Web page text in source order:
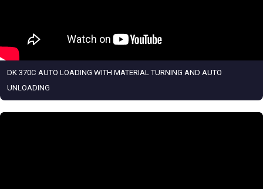
DK 370C AUTO LOADING WITH MATERIAL TURNING AND AUTO
UNLOADING